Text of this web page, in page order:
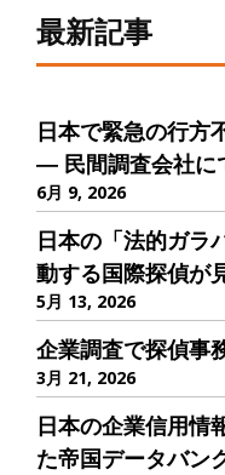
最新記事
日本で緊急の行方
― 民間調査会社に
6月 9, 2026
日本の「法的ガ
動する国際探偵が
5月 13, 2026
企業調査で探偵事
3月 21, 2026
日本の企業信用情
た帝国データバン